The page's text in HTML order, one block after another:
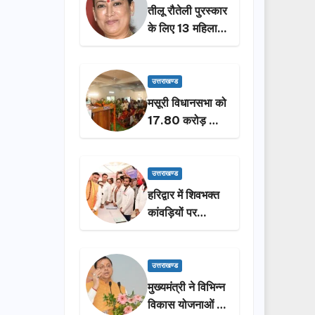
तीलू रौतेली पुरस्कार
के लिए 13 महिलाओं
का चयन, 35
कार्यकर्तियां भी होंगी
सम्मानित…
उत्तराखण्ड
मसूरी विधानसभा को
17.80 करोड़ की
विकास योजनाओं की
ने किया लोकार्पण-
शिलान्यास.
उत्तराखण्ड
हरिद्वार में शिवभक्त
कांवड़ियों पर
पुष्पवर्षा, मुख्यमंत्री
प्रक्षालन…
उत्तराखण्ड
मुख्यमंत्री ने विभिन्न
विकास योजनाओं के